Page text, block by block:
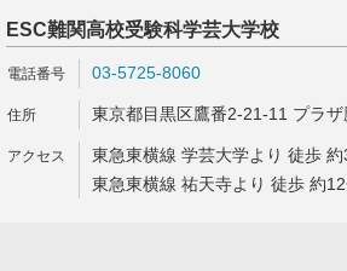
ESC難関高校受験科学芸大学校
03-5725-8060
東京都目黒区鷹番2-21-11 プラ
東急東横線 学芸大学より 徒歩 約
東急東横線 祐天寺より 徒歩 約